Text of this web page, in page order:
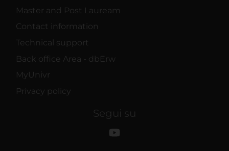
Master and Post Lauream
Contact information
Technical support
Back office Area - dbErw
MyUnivr
Privacy policy
Segui su